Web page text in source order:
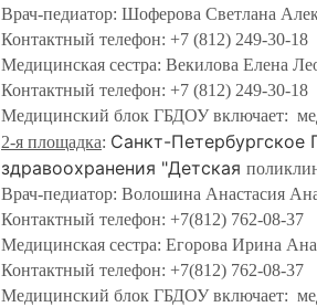
Врач-педиатор: Шоферова Светлана
Контактный телефон: +7 (812) 249-30-18
Медицинская сестра: Векилова Елена
Контактный телефон: +7 (812) 249-30-18
Медицинский блок ГБДОУ включает:
2-я площадка: Санкт-Петербургское
здравоохранения "Детская
Врач-педиатор: Волошина Анастасия
Контактный телефон: +7(812) 762-08-37
Медицинская сестра: Егорова Ирина
Контактный телефон: +7(812) 762-08-37
Медицинский блок ГБДОУ включает: